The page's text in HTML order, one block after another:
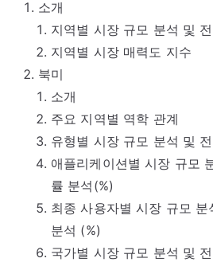
소개
지역별 시장 규모 분석 및
지역별 시장 매력도 지수
북미
소개
주요 지역별 역학 관계
유형별 시장 규모 분석 및
애플리케이션별 시장 규모
률 분석(%)
최종 사용자별 시장 규모
분석 (%)
국가별 시장 규모 분석 및